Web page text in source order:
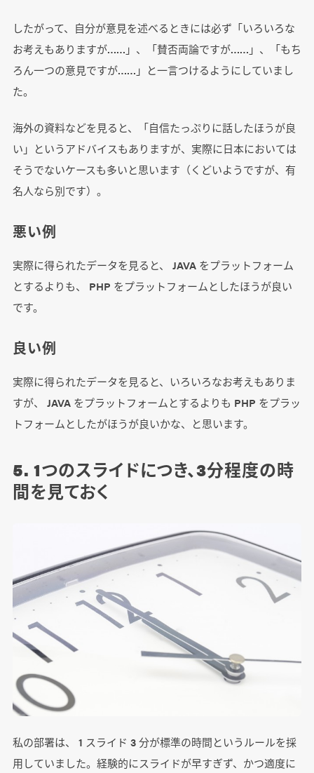
したがって、自分が意見を述べるときには必ず「いろいろな
お考えもありますが……」、「賛否両論ですが……」、「もち
ろん一つの意見ですが……」と一言つけるようにしていまし
た。
海外の資料などを見ると、「自信たっぷりに話したほうが良
い」というアドバイスもありますが、実際に日本においては
そうでないケースも多いと思います（くどいようですが、有
名人なら別です）。
悪い例
実際に得られたデータを見ると、 JAVA をプラットフォーム
とするよりも、 PHP をプラットフォームとしたほうが良い
です。
良い例
実際に得られたデータを見ると、いろいろなお考えもありま
すが、 JAVA をプラットフォームとするよりも PHP をプラッ
トフォームとしたがほうが良いかな、と思います。
5. 1つのスライドにつき、3分程度の時
間を見ておく
私の部署は、 1 スライド 3 分が標準の時間というルールを採
用していました。経験的にスライドが早すぎず、かつ適度に